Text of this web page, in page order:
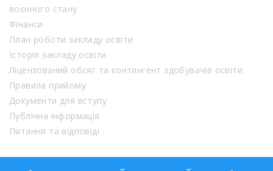
воєнного стану
Фінанси
План роботи закладу освіти
Історія закладу освіти
Ліцензований обсяг та контингент здобувачів освіти
Правила прийому
Документи для вступу
Публічна інформація
Питання та відповіді